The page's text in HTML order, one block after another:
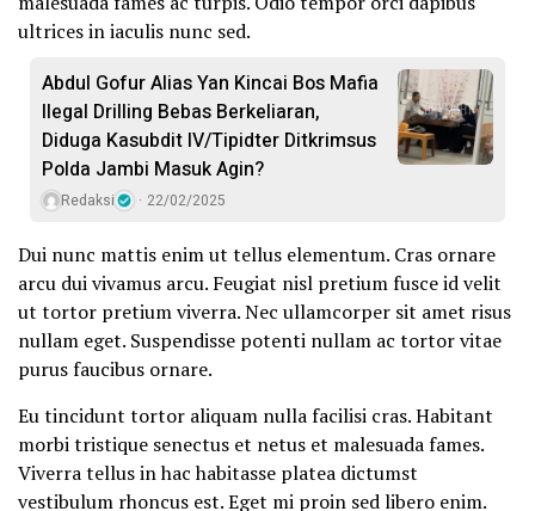
ultrices in iaculis nunc sed.
Abdul Gofur Alias Yan Kincai Bos Mafia
Ilegal Drilling Bebas Berkeliaran,
Diduga Kasubdit IV/Tipidter Ditkrimsus
Polda Jambi Masuk Agin?
Redaksi 22/02/2025
Dui nunc mattis enim ut tellus elementum. Cras ornare
arcu dui vivamus arcu. Feugiat nisl pretium fusce id velit
ut tortor pretium viverra. Nec ullamcorper sit amet risus
nullam eget. Suspendisse potenti nullam ac tortor vitae
purus faucibus ornare.
Eu tincidunt tortor aliquam nulla facilisi cras. Habitant
morbi tristique senectus et netus et malesuada fames.
Viverra tellus in hac habitasse platea dictumst
vestibulum rhoncus est. Eget mi proin sed libero enim.